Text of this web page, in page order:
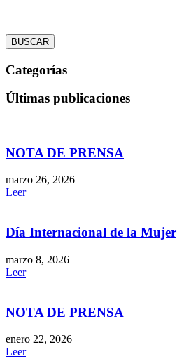
BUSCAR
Categorías
Últimas publicaciones
NOTA DE PRENSA
marzo 26, 2026
Leer
Día Internacional de la Mujer
marzo 8, 2026
Leer
NOTA DE PRENSA
enero 22, 2026
Leer